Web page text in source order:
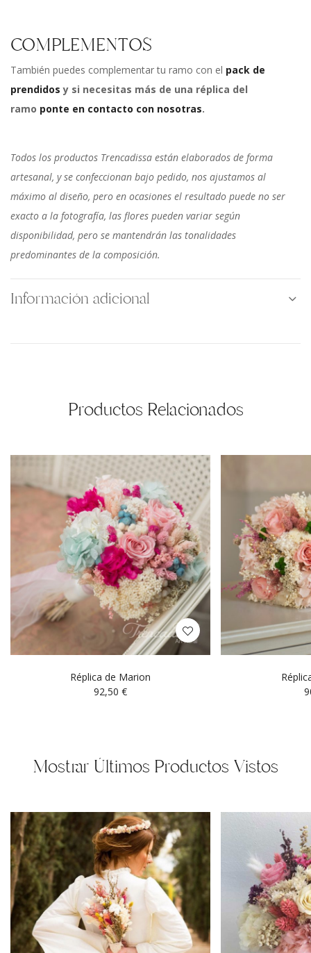
COMPLEMENTOS
También puedes complementar tu ramo con el pack de
prendidos y si necesitas más de una réplica del
ramo ponte en contacto con nosotras.
Todos los productos Trencadissa están elaborados de forma
artesanal, y se confeccionan bajo pedido, nos ajustamos al
máximo al diseño, pero en ocasiones el resultado puede no ser
exacto a la fotografía, las flores pueden variar según
disponibilidad, pero se mantendrán las tonalidades
predominantes de la composición.
Información adicional
Productos Relacionados
Réplica de Marion
92,50 €
Mostrar Últimos Productos Vistos